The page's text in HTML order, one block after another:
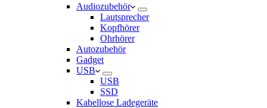
Audiozubehör
Lautsprecher
Kopfhörer
Ohrhörer
Autozubehör
Gadget
USB
USB
SSD
Kabellose Ladegeräte